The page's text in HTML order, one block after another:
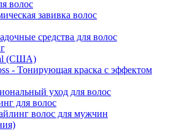
волос
завивка волос
средства для волос
(США)
- Тонирующая краска с эффектом
уход для волос
для волос
волос для мужчин